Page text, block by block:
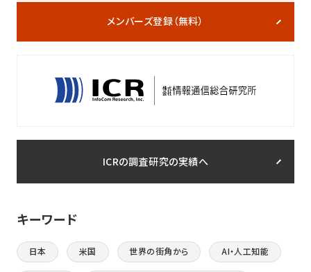
メンバーズ登録（無料）
ICRの調査研究の実績へ
キーワード
日本 米国 世界の街角から AI・人工知能